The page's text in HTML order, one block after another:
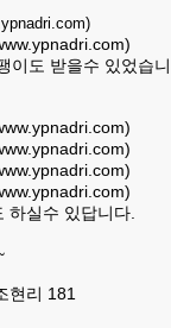
이도 받을수 있었습니
하실수 있답니다.
현리 181